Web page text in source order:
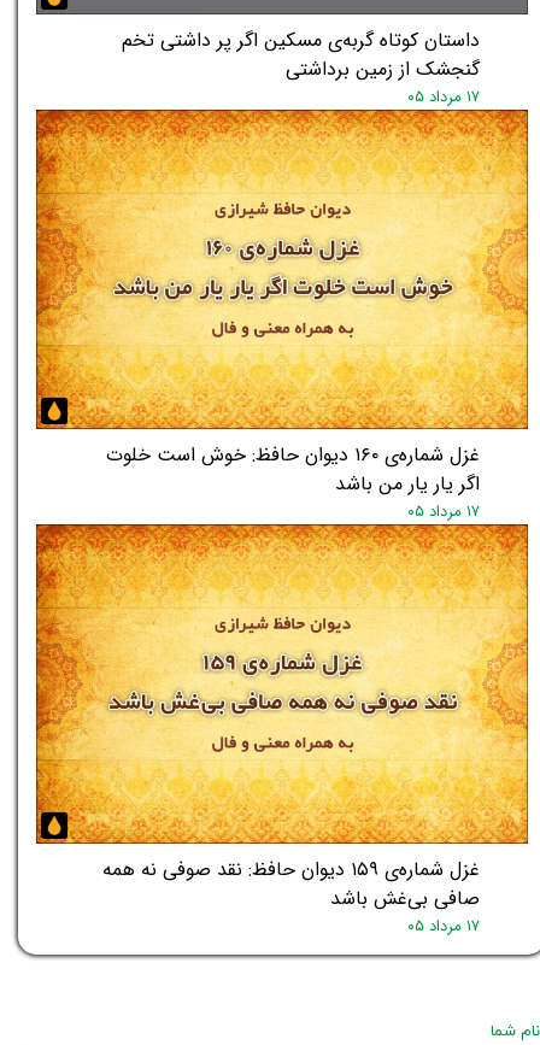
داستان کوتاه گربه‌ی مسکین اگر پر داشتی تخم
گنجشک از زمین برداشتی
۱۷ مرداد ۰۵
غزل شماره‌ی ۱۶۰ دیوان حافظ: خوش است خلوت
اگر یار یار من باشد
۱۷ مرداد ۰۵
غزل شماره‌ی ۱۵۹ دیوان حافظ: نقد صوفی نه همه
صافی بی‌غش باشد
۱۷ مرداد ۰۵
نام شما